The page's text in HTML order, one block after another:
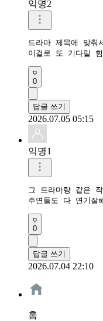
익명2
드라마 제목에 맞춰
이걸로 또 기다릴
0
답글 쓰기
2026.07.05 05:15
익명1
그 드라마랑 같은
주연들도 다 연기잘
0
답글 쓰기
2026.07.04 22:10
홈